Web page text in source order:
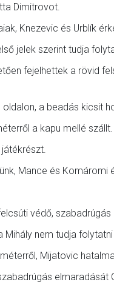
Dimitrovot.
Knezevic és Urblík
jelek szerint tudja
fejelhettek a rövid
a beadás kicsit
a kapu mellé szállt.
Mance és Komáromi
védő,
Mihály nem tudja
Mijatovic